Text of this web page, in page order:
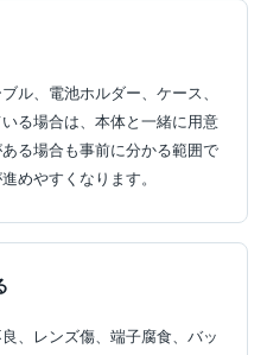
ル、電池ホルダー、ケース、
る場合は、本体と一緒に用意
る場合も事前に分かる範囲で
めやすくなります。
、レンズ傷、端子腐食、バッ